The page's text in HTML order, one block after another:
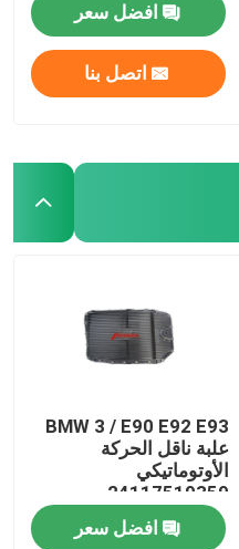
افضل سعر
اتصل بنا
BMW 3 / E90 E92 E93
علبة ناقل الحركة
الأوتوماتيكي
24117519359
24117522923
24152333903
افضل سعر